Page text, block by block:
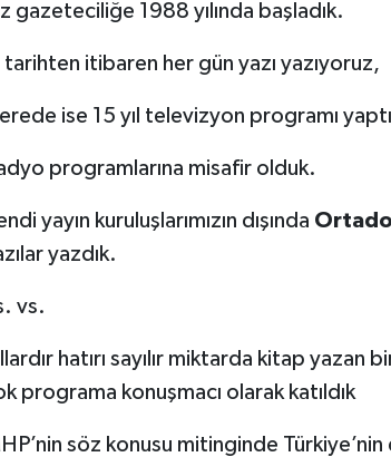
gazeteciliğe 1988 yılında başladık.
tarihten itibaren her gün yazı yazıyoruz,
ise 15 yıl televizyon programı
programlarına misafir olduk.
yayın kuruluşlarımızın dışında
yazdık.
vs.
hatırı sayılır miktarda kitap
programa konuşmacı olarak katıldık
söz konusu mitinginde